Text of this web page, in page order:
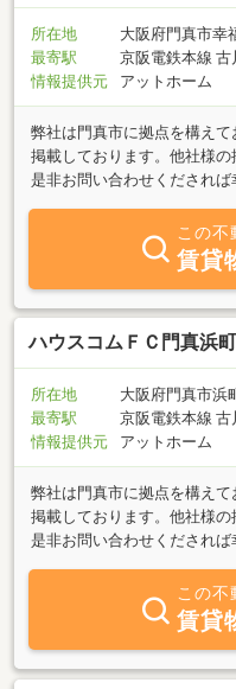
所在地
大阪府門真市幸
最寄駅
京阪電鉄本線 古
情報提供元
アットホーム
弊社は門真市に拠点を構え
掲載しております。他社様
是非お問い合わせくだされば
この不
賃貸
ハウスコムＦＣ門真浜
所在地
大阪府門真市浜
最寄駅
京阪電鉄本線 古
情報提供元
アットホーム
弊社は門真市に拠点を構え
掲載しております。他社様
是非お問い合わせくだされば
この不
賃貸